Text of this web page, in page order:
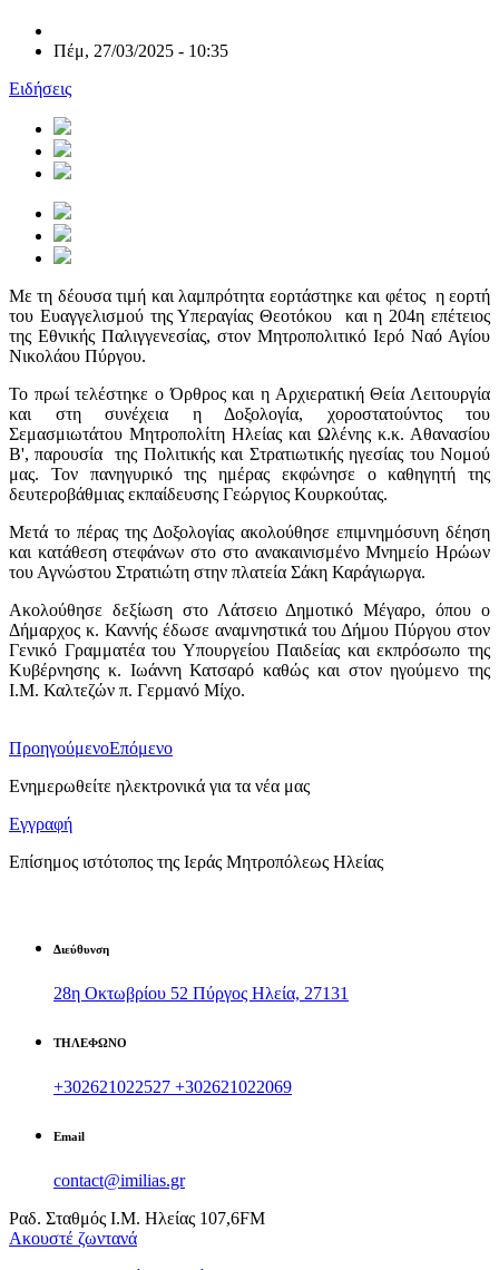
Πέμ, 27/03/2025 - 10:35
Ειδήσεις
Με τη δέουσα τιμή και λαμπρότητα εορτάστηκε και φέτος η εορτή
του Ευαγγελισμού της Υπεραγίας Θεοτόκου και η 204η επέτειος
της Εθνικής Παλιγγενεσίας, στον Μητροπολιτικό Ιερό Ναό Αγίου
Νικολάου Πύργου.
Το πρωί τελέστηκε ο Όρθρος και η Αρχιερατική Θεία Λειτουργία
και στη συνέχεια η Δοξολογία, χοροστατούντος του
Σεμασμιωτάτου Μητροπολίτη Ηλείας και Ωλένης κ.κ. Αθανασίου
Β', παρουσία της Πολιτικής και Στρατιωτικής ηγεσίας του Νομού
μας. Τον πανηγυρικό της ημέρας εκφώνησε ο καθηγητή της
δευτεροβάθμιας εκπαίδευσης Γεώργιος Κουρκούτας.
Μετά το πέρας της Δοξολογίας ακολούθησε επιμνημόσυνη δέηση
και κατάθεση στεφάνων στο στο ανακαινισμένο Μνημείο Ηρώων
του Αγνώστου Στρατιώτη στην πλατεία Σάκη Καράγιωργα.
Ακολούθησε δεξίωση στο Λάτσειο Δημοτικό Μέγαρο, όπου ο
Δήμαρχος κ. Καννής έδωσε αναμνηστικά του Δήμου Πύργου στον
Γενικό Γραμματέα του Υπουργείου Παιδείας και εκπρόσωπο της
Κυβέρνησης κ. Ιωάννη Κατσαρό καθώς και στον ηγούμενο της
Ι.Μ. Καλτεζών π. Γερμανό Μίχο.
ΠροηγούμενοΕπόμενο
Ενημερωθείτε ηλεκτρονικά για τα νέα μας
Εγγραφή
Επίσημος ιστότοπος της Ιεράς Μητροπόλεως Ηλείας
Διεύθυνση
28η Οκτωβρίου 52 Πύργος Ηλεία, 27131
ΤΗΛΕΦΩΝΟ
+302621022527 +302621022069
Email
contact@imilias.gr
Ραδ. Σταθμός Ι.Μ. Ηλείας 107,6FM
Aκουστέ ζωντανά